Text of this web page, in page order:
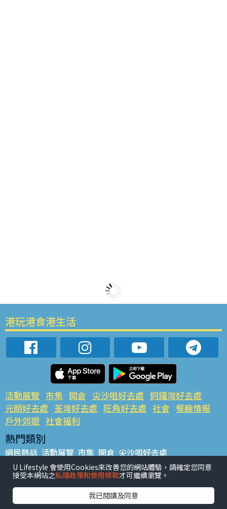
港玩港食港生活
活動展覽 市集 開倉 尖沙咀好去處 銅鑼灣好去處
元朗好去處 荃灣好去處 旺角好去處 社會 餐廳情報
戶外郊遊 社會福利
熱門類別
網民熱話 活動展覽 市集 開倉 尖沙咀好去處
銅鑼灣好去處 元朗好去處 荃灣好去處 旺角好去處 社會
餐廳情報 戶外郊遊
熱門標籤
U Lifestyle 會使用Cookies來改善您的網站體驗，請確定您同意
接受本網站之私隱政策和使用條款才可繼續瀏覽。
我已閱讀及同意